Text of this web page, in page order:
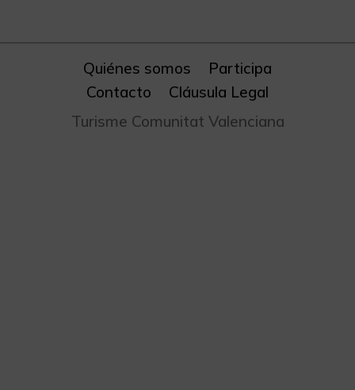
Quiénes somos
Participa
Contacto
Cláusula Legal
Turisme Comunitat Valenciana